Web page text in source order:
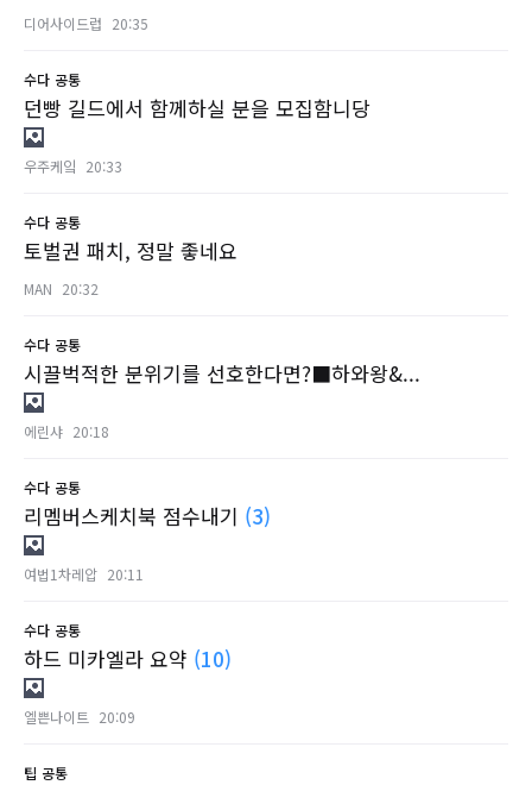
디어사이드럽 20:35
수다 공통
던빵 길드에서 함께하실 분을 모집함니당
우주케잌 20:33
수다 공통
토벌권 패치, 정말 좋네요
MAN 20:32
수다 공통
시끌벅적한 분위기를 선호한다면?■하와왕&...
에린샤 20:18
수다 공통
리멤버스케치북 점수내기 (3)
여법1차레압 20:11
수다 공통
하드 미카엘라 요약 (10)
엘쁜나이트 20:09
팁 공통